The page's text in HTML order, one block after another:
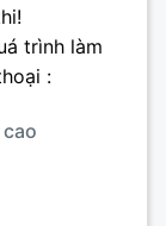
trình làm
: